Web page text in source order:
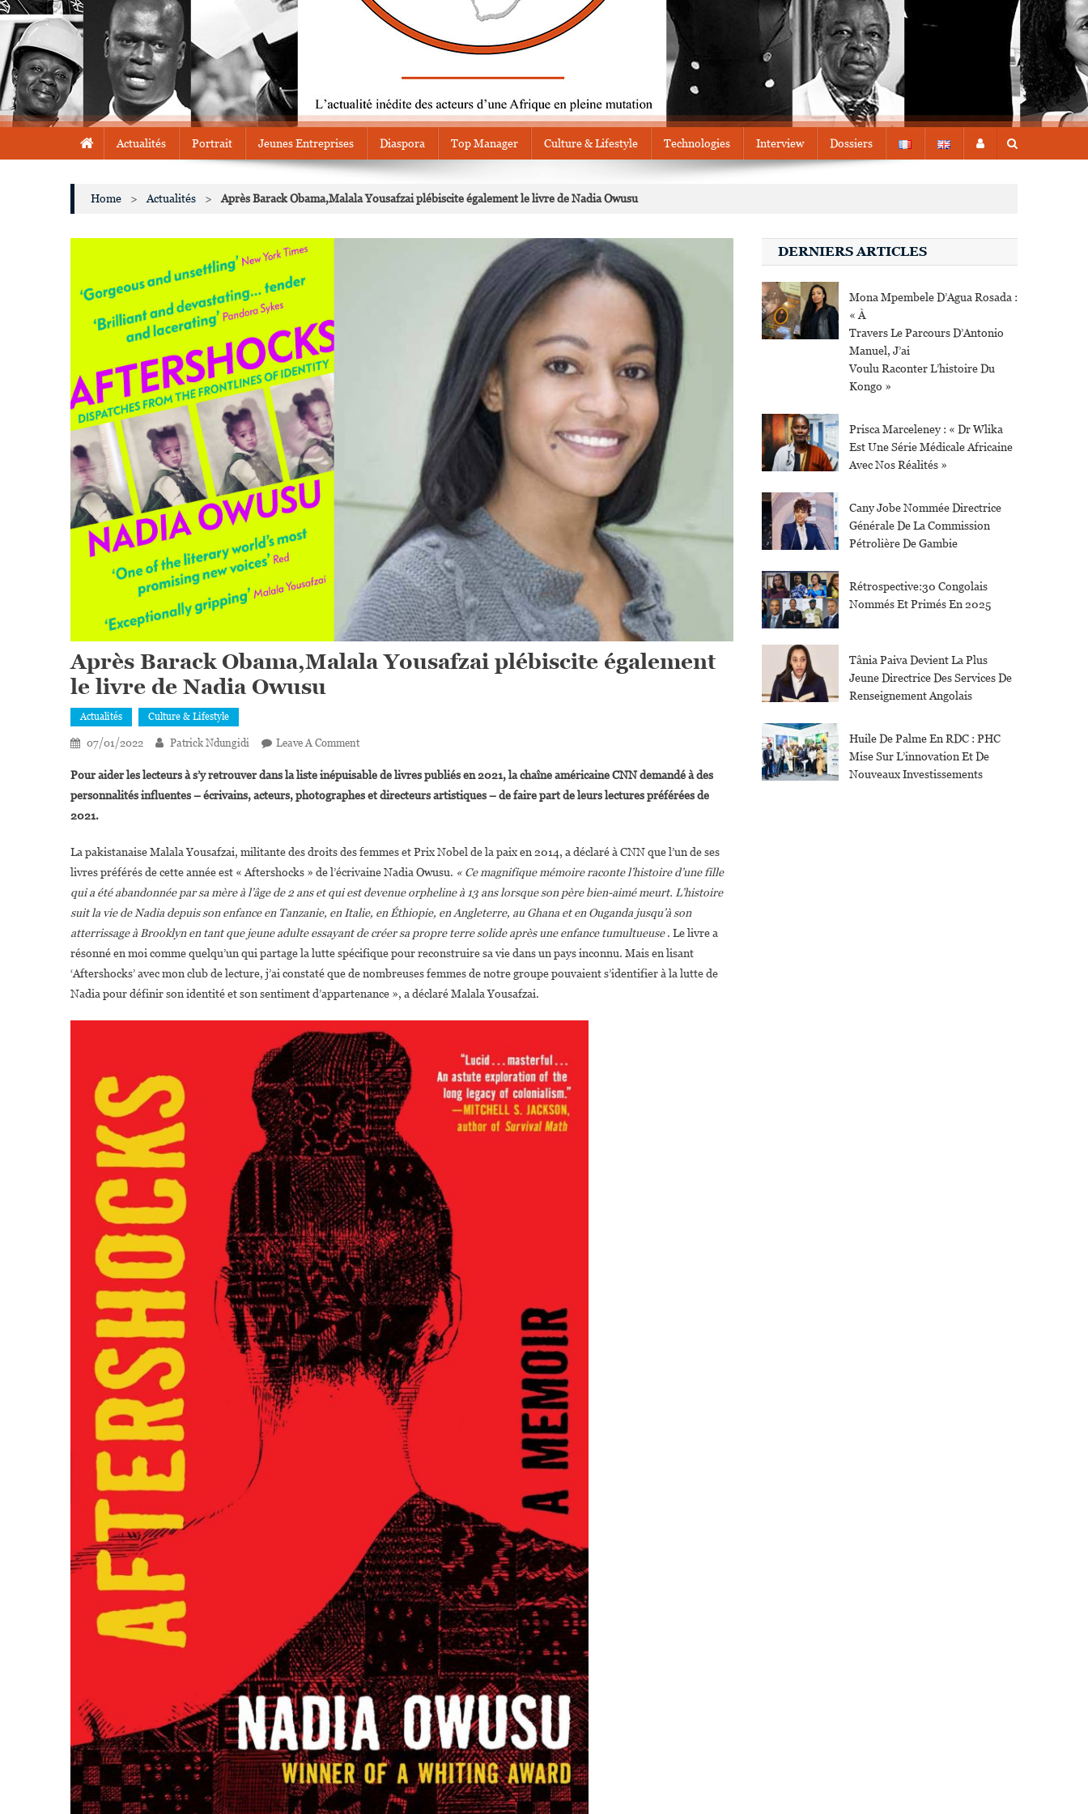
Actualités Portrait Jeunes Entreprises Diaspora Top Manager Culture & Lifestyle Technologies Interview Dossiers
Home > Actualités > Après Barack Obama,Malala Yousafzai plébiscite également le livre de Nadia Owusu
Après Barack Obama,Malala Yousafzai plébiscite également
le livre de Nadia Owusu
Actualités Culture & Lifestyle
07/01/2022 Patrick Ndungidi Leave A CommentOn
Barack
Obama,Malala
Également
Le
Livre
De
Nadia
Owusu
Pour aider les lecteurs à s’y retrouver dans la liste inépuisable de livres publiés en 2021, la chaîne américaine CNN demandé à des
personnalités influentes – écrivains, acteurs, photographes et directeurs artistiques – de faire part de leurs lectures préférées de
2021.
La pakistanaise Malala Yousafzai, militante des droits des femmes et Prix Nobel de la paix en 2014, a déclaré à CNN que l’un de ses
livres préférés de cette année est « Aftershocks » de l’écrivaine Nadia Owusu. « Ce magnifique mémoire raconte l’histoire d’une fille
qui a été abandonnée par sa mère à l’âge de 2 ans et qui est devenue orpheline à 13 ans lorsque son père bien-aimé meurt. L’histoire
suit la vie de Nadia depuis son enfance en Tanzanie, en Italie, en Éthiopie, en Angleterre, au Ghana et en Ouganda jusqu’à son
atterrissage à Brooklyn en tant que jeune adulte essayant de créer sa propre terre solide après une enfance tumultueuse. Le livre a
résonné en moi comme quelqu’un qui partage la lutte spécifique pour reconstruire sa vie dans un pays inconnu. Mais en lisant
‘Aftershocks’ avec mon club de lecture, j’ai constaté que de nombreuses femmes de notre groupe pouvaient s’identifier à la lutte de
Nadia pour définir son identité et son sentiment d’appartenance », a déclaré Malala Yousafzai.
DERNIERS ARTICLES
Mona Mpembele D’Agua Rosada :
« À
Travers Le Parcours D’Antonio
Manuel, J’ai
Voulu Raconter L’histoire Du
Kongo »
Prisca Marceleney : « Dr Wlika
Est Une Série Médicale Africaine
Avec Nos Réalités »
Cany Jobe Nommée Directrice
Générale De La Commission
Pétrolière De Gambie
Rétrospective:30 Congolais
Nommés Et Primés En 2025
Tânia Paiva Devient La Plus
Jeune Directrice Des Services De
Renseignement Angolais
Huile De Palme En RDC : PHC
Mise Sur L’innovation Et De
Nouveaux Investissements